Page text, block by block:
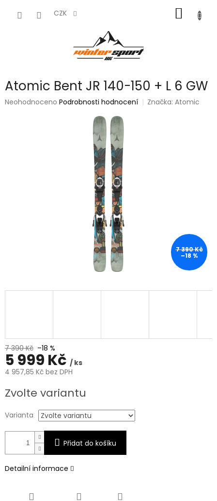
CZK
KOŠÍK
Atomic Bent JR 140-150 + L 6 GW
Průměrné
Neohodnoceno Podrobnosti hodnocení Značka:Atomic
7 390 Kč
–18 %
7 390 Kč –18 %
5 999 Kč / ks
4 957,85 Kč bez DPH
cena:
Zvolte variantu
Varianta
Přidat do košíku
Detailní informace